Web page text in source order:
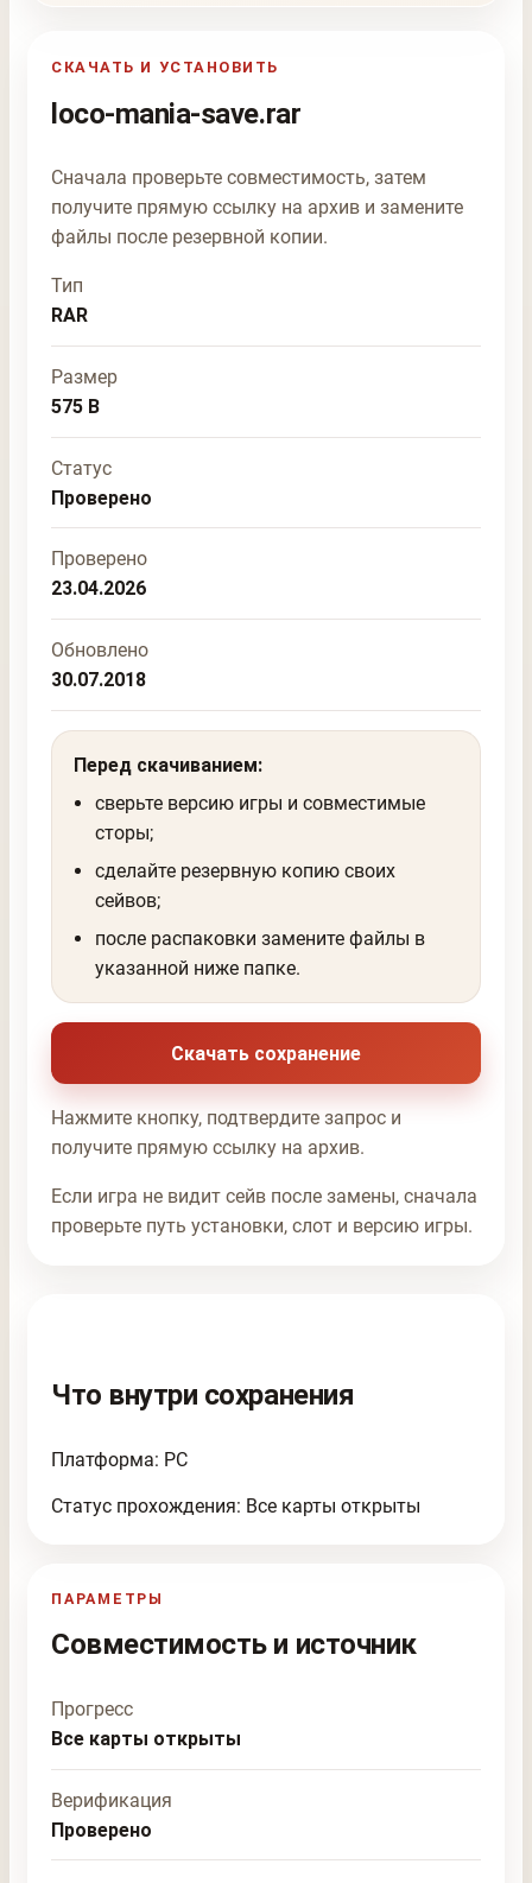
СКАЧАТЬ И УСТАНОВИТЬ
loco-mania-save.rar
Сначала проверьте совместимость, затем
получите прямую ссылку на архив и замените
файлы после резервной копии.
Тип
RAR
Размер
575 B
Статус
Проверено
Проверено
23.04.2026
Обновлено
30.07.2018
Перед скачиванием:
сверьте версию игры и совместимые
сторы;
сделайте резервную копию своих
сейвов;
после распаковки замените файлы в
указанной ниже папке.
Скачать сохранение
Нажмите кнопку, подтвердите запрос и
получите прямую ссылку на архив.
Если игра не видит сейв после замены, сначала
проверьте путь установки, слот и версию игры.
Что внутри сохранения
Платформа: PC
Статус прохождения: Все карты открыты
ПАРАМЕТРЫ
Совместимость и источник
Прогресс
Все карты открыты
Верификация
Проверено